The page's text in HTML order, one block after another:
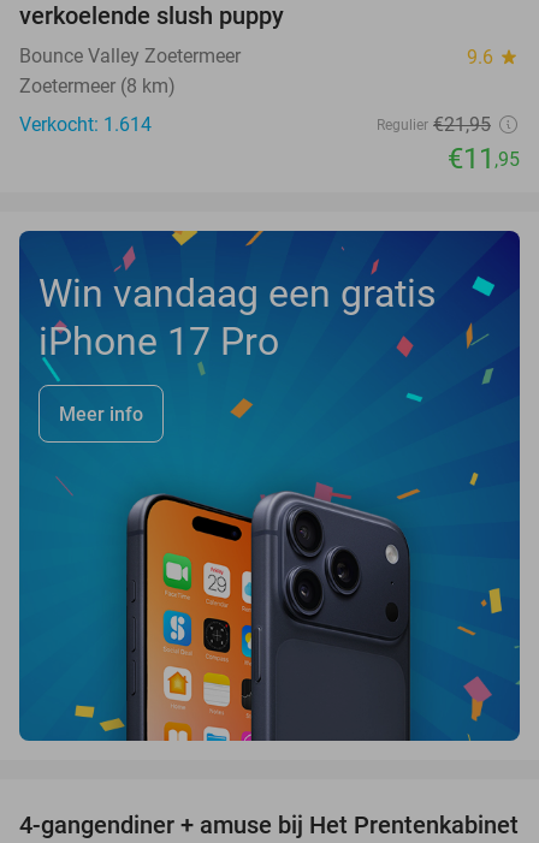
verkoelende slush puppy
Bounce Valley Zoetermeer 9.6 star
Zoetermeer (8 km)
Verkocht: 1.614
Regulier €21,95
€11 ,95
Win vandaag een gratis
iPhone 17 Pro
Meer info
37%
4-gangendiner + amuse bij Het Prentenkabinet